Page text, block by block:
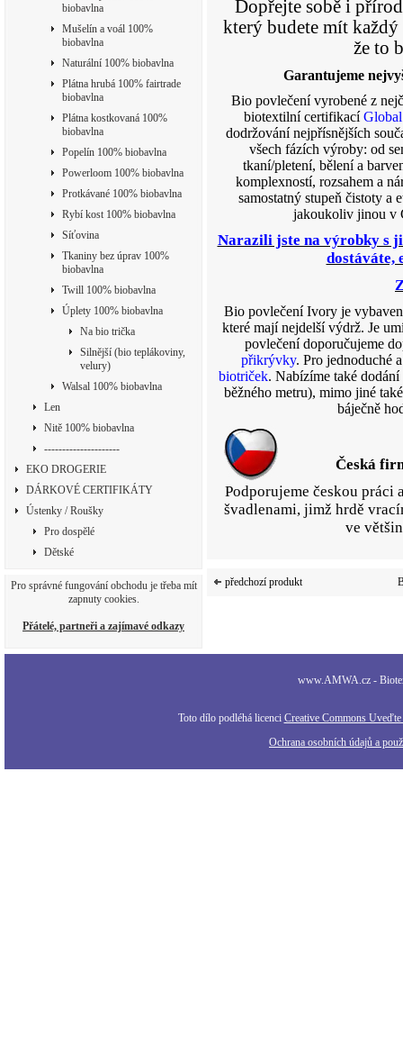
biobavlna
Mušelín a voál 100%
biobavlna
Naturální 100% biobavlna
Plátna hrubá 100% fairtrade
biobavlna
Plátna kostkovaná 100%
biobavlna
Popelín 100% biobavlna
Powerloom 100% biobavlna
Protkávané 100% biobavlna
Rybí kost 100% biobavlna
Síťovina
Tkaniny bez úprav 100%
biobavlna
Twill 100% biobavlna
Úplety 100% biobavlna
Na bio trička
Silnější (bio teplákoviny,
velury)
Walsal 100% biobavlna
Len
Nitě 100% biobavlna
---------------------
EKO DROGERIE
DÁRKOVÉ CERTIFIKÁTY
Ústenky / Roušky
Pro dospělé
Dětské
Pro správné fungování obchodu je třeba mít
zapnuty cookies.
Přátelé, partneři a zajímavé odkazy
Dopřejte sobě i
který budete mít každý
že to
Garantujeme
Bio povlečení vyrobené z
biotextilní certifikací
dodržování nejpřísnějších
všech fázích výroby: od
tkaní/pletení, bělení a
komplexností, rozsahem a
samostatný stupeň čistoty a
jakoukoliv jinou v
Narazili jste na výrobky s
dostáváte,
Bio povlečení Ivory je
které mají nejdelší výdrž. Je
povlečení doporučujeme
přikrývky. Pro jednoduché
biotriček. Nabízíme také dodání
běžného metru), mimo jiné
báječně
Česká
Podporujeme českou práci
švadlenami, jimž hrdě
ve
předchozí produkt
www.AMWA.cz -
Toto dílo podléhá licenci Creative Commons
Ochrana osobních údajů a